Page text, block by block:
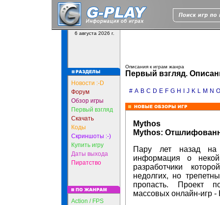
6 августа 2026 г.
Новости :-D
Форум
Обзор игры
Первый взгляд
Скачать
Коды
Скриншоты :-)
Купить игру
Даты выхода
Пиратство
Action / FPS
Описания к играм жанра
Первый взгляд.
# A B C D E F G H J K L M N O
Mythos
Mythos:
Пару лет назад на
информация о некой
разработчики
недолгих, но
пропасть. Проект
массовых онлайн-игр